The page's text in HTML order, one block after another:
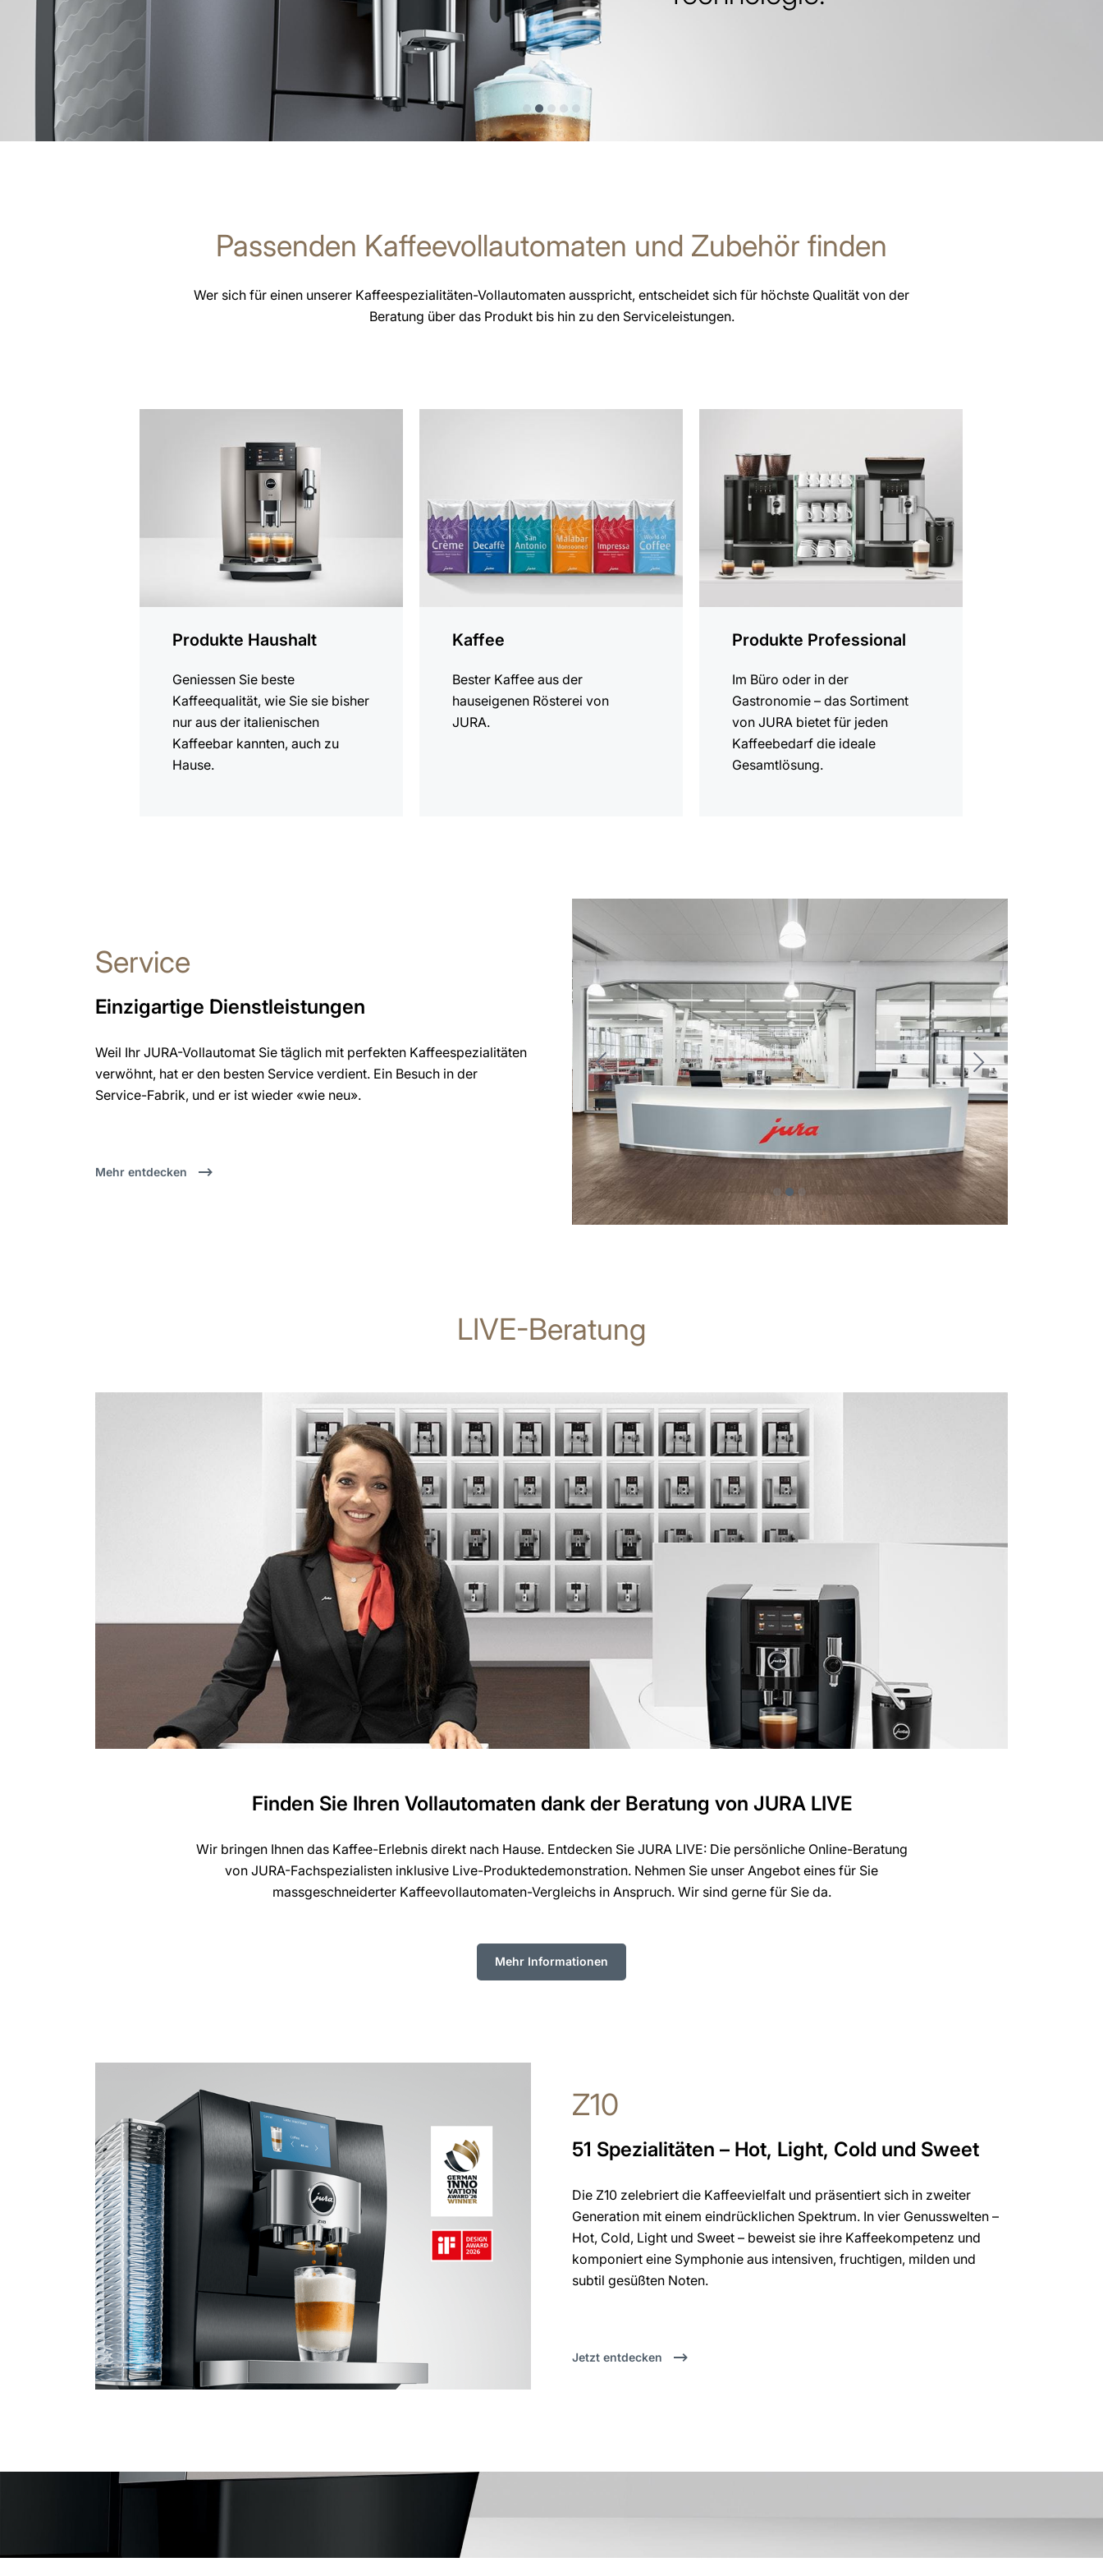
Passenden Kaffeevollautomaten und Zubehör finden
Wer sich für einen unserer Kaffeespezialitäten-Vollautomaten ausspricht, entscheidet sich für höchste Qualität von der
Beratung über das Produkt bis hin zu den Serviceleistungen.
Produkte Haushalt
Geniessen Sie beste
Kaffeequalität, wie Sie sie bisher
nur aus der italienischen
Kaffeebar kannten, auch zu
Hause.
Kaffee
Bester Kaffee aus der
hauseigenen Rösterei von
JURA.
Produkte Professional
Im Büro oder in der
Gastronomie – das Sortiment
von JURA bietet für jeden
Kaffeebedarf die ideale
Gesamtlösung.
Service
Einzigartige Dienstleistungen
Weil Ihr JURA-Vollautomat Sie täglich mit perfekten Kaffeespezialitäten
verwöhnt, hat er den besten Service verdient. Ein Besuch in der
Service-Fabrik, und er ist wieder «wie neu».
Mehr entdecken
LIVE-Beratung
Finden Sie Ihren Vollautomaten dank der Beratung von JURA LIVE
Wir bringen Ihnen das Kaffee-Erlebnis direkt nach Hause. Entdecken Sie JURA LIVE: Die persönliche Online-Beratung
von JURA-Fachspezialisten inklusive Live-Produktedemonstration. Nehmen Sie unser Angebot eines für Sie
massgeschneiderter Kaffeevollautomaten-Vergleichs in Anspruch. Wir sind gerne für Sie da.
Mehr Informationen
Z10
51 Spezialitäten – Hot, Light, Cold und Sweet
Die Z10 zelebriert die Kaffeevielfalt und präsentiert sich in zweiter
Generation mit einem eindrücklichen Spektrum. In vier Genusswelten –
Hot, Cold, Light und Sweet – beweist sie ihre Kaffeekompetenz und
komponiert eine Symphonie aus intensiven, fruchtigen, milden und
subtil gesüßten Noten.
Jetzt entdecken